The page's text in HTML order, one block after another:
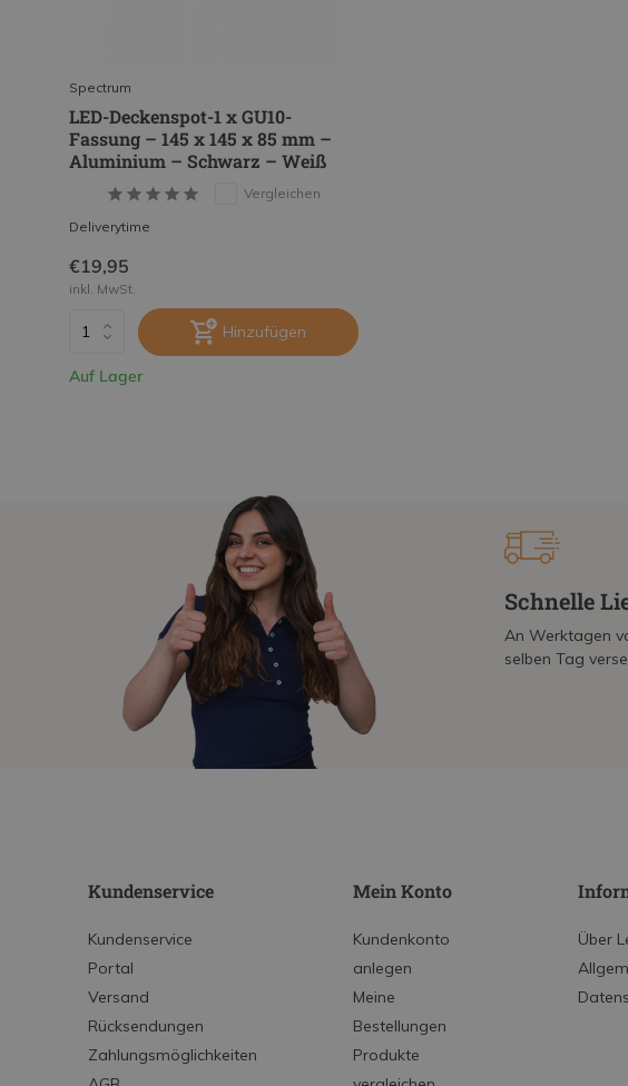
Spectrum
LED-Deckenspot-1 x GU10-
Fassung – 145 x 145 x 85 mm –
Aluminium – Schwarz – Weiß
Vergleichen
Deliverytime
€19,95
inkl. MwSt.
Hinzufügen
Auf Lager
Schnelle
An Werktagen
selben Tag
Kundenservice
Kundenservice
Portal
Versand
Rücksendungen
Zahlungsmöglichkeiten
Mein Konto
Kundenkonto
anlegen
Meine
Bestellungen
Produkte
Über